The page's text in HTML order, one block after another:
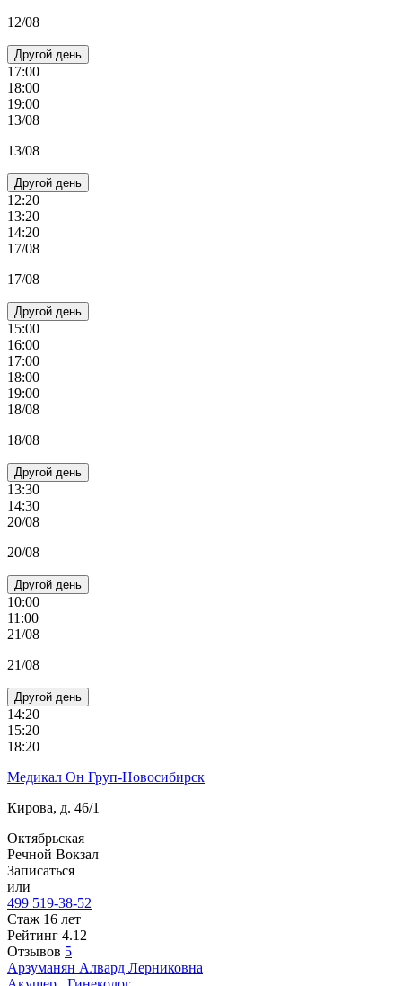
12/08
Другой день
17:00
18:00
19:00
13/08
13/08
Другой день
12:20
13:20
14:20
17/08
17/08
Другой день
15:00
16:00
17:00
18:00
19:00
18/08
18/08
Другой день
13:30
14:30
20/08
20/08
Другой день
10:00
11:00
21/08
21/08
Другой день
14:20
15:20
18:20
Медикал Он Груп-Новосибирск
Кирова, д. 46/1
Октябрьская
Речной Вокзал
Записаться
или
499 519-38-52
Стаж 16 лет
Рейтинг 4.12
Отзывов 5
Арзуманян Алвард Лерниковна